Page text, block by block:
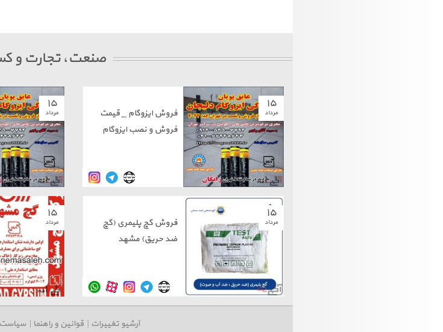
صنعت، تجارت و
۱۵
مرداد
فروش ایزوگام _ قیمت
فروش و نصب ایزوگام
۱۵
مرداد
۱۵
مرداد
فروش گچ پلیمری (گچ
ضد حریق) مشهد
۱۵
مرداد
آرشیو تغییرات | قوانین و راهنما |